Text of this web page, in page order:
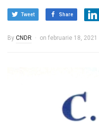
Tweet Share
By CNDR on februarie 18, 2021